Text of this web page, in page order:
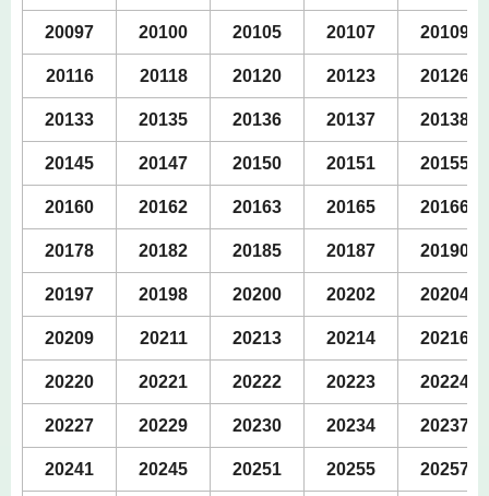
20097 20100 20105 20107 20109
20116 20118 20120 20123 20126
20133 20135 20136 20137 20138
20145 20147 20150 20151 20155
20160 20162 20163 20165 20166
20178 20182 20185 20187 20190
20197 20198 20200 20202 20204
20209 20211 20213 20214 20216
20220 20221 20222 20223 20224
20227 20229 20230 20234 20237
20241 20245 20251 20255 20257